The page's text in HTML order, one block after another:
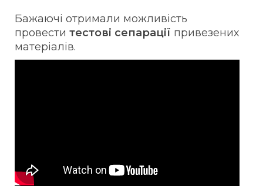
Бажаючі отримали можливість
провести тестові сепарації привезених
матеріалів.